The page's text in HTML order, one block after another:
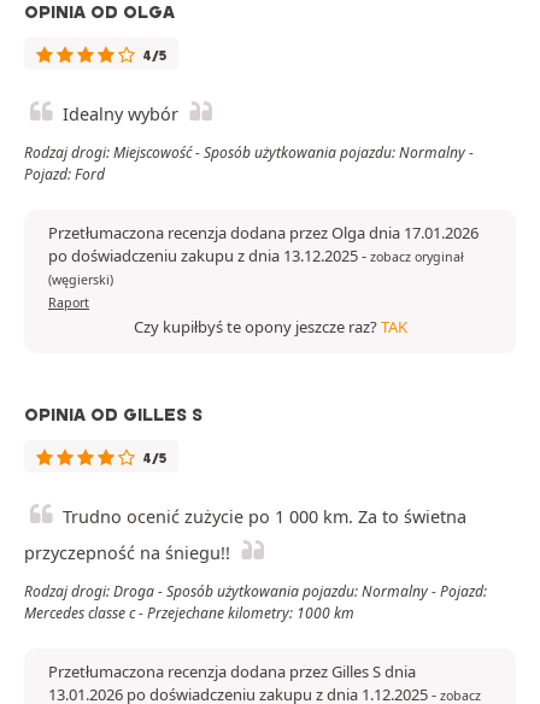
OPINIA OD OLGA
4/5
Idealny wybór
Rodzaj drogi: Miejscowość - Sposób użytkowania pojazdu: Normalny -
Pojazd: Ford
Przetłumaczona recenzja dodana przez Olga dnia 17.01.2026
po doświadczeniu zakupu z dnia 13.12.2025- zobacz oryginał
(węgierski)
Raport
Czy kupiłbyś te opony jeszcze raz?TAK
OPINIA OD GILLES S
4/5
Trudno ocenić zużycie po 1 000 km. Za to świetna
przyczepność na śniegu!!
Rodzaj drogi: Droga - Sposób użytkowania pojazdu: Normalny - Pojazd:
Mercedes classe c - Przejechane kilometry: 1000 km
Przetłumaczona recenzja dodana przez Gilles S dnia
13.01.2026 po doświadczeniu zakupu z dnia 1.12.2025- zobacz